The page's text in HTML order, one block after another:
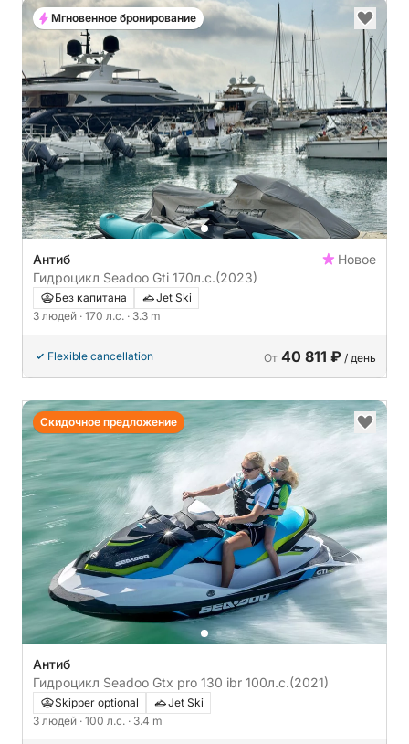
Антиб
Новое
Гидроцикл Seadoo Gti 170л.с.(2023)
Без капитана
Jet Ski
3 людей · 170 л.с. · 3.3 m
Flexible cancellation От 40 811 ₽ / день
Мгновенное бронирование
Антиб
Гидроцикл Seadoo Gtx pro 130 ibr 100л.с.(2021)
Skipper optional
Jet Ski
3 людей · 100 л.с. · 3.4 m
Скидочное предложение